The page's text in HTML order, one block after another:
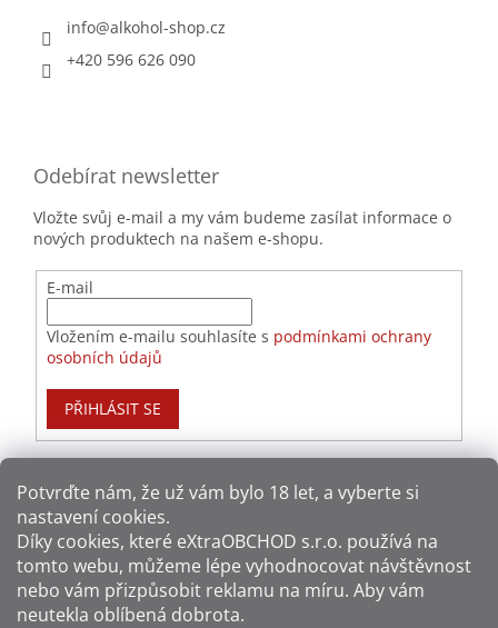
Potvrďte nám​​, že už vám bylo 18 let, a vyberte si
nastavení cookies.
Díky cookies, které eXtraOBCHOD s.r.o. používá na
tomto webu, můžeme lépe vyhodnocovat návštěvnost
nebo vám přizpůsobit reklamu na míru. Aby vám
neutekla oblíbená dobrota.
info@alkohol-shop.cz
+420 596 626 090
Odebírat newsletter
Vložte svůj e-mail a my vám budeme zasílat informace o
nových produktech na našem e-shopu.
E-mail
Vložením e-mailu souhlasíte s podmínkami ochrany
osobních údajů
PŘIHLÁSIT SE
Způsoby dopravy: